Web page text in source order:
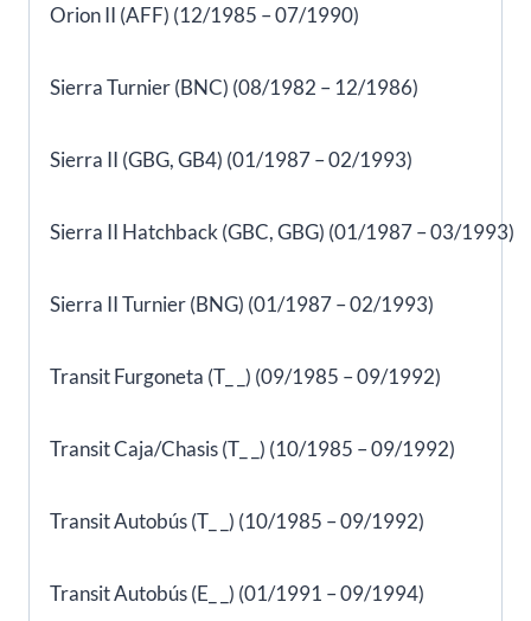
Orion II (AFF) (12/1985 – 07/1990)
Sierra Turnier (BNC) (08/1982 – 12/1986)
Sierra II (GBG, GB4) (01/1987 – 02/1993)
Sierra II Hatchback (GBC, GBG) (01/1987 – 03/1993)
Sierra II Turnier (BNG) (01/1987 – 02/1993)
Transit Furgoneta (T_ _) (09/1985 – 09/1992)
Transit Caja/Chasis (T_ _) (10/1985 – 09/1992)
Transit Autobús (T_ _) (10/1985 – 09/1992)
Transit Autobús (E_ _) (01/1991 – 09/1994)